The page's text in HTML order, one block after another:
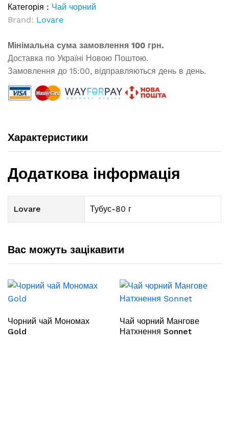
Категорія : Чай чорний
Brand: Lovare
Мінімальна сума замовлення 100 грн.
Доставка по Україні Новою Поштою.
Замовлення до 15:00, відправляються день в день.
Характеристики
Додаткова інформація
Lovare Тубус-80 г
Вас можуть зацікавити
Чорний чай Мономах
Gold
Чай чорний Мангове
Натхнення Sonnet